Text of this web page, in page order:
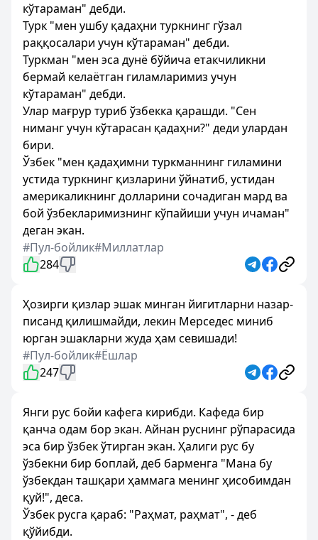
кўтараман" дебди.
Турк "мен ушбу қадаҳни туркнинг гўзал
раққосалари учун кўтараман" дебди.
Туркман "мен эса дунё бўйича етакчиликни
бермай келаётган гиламларимиз учун
кўтараман" дебди.
Улар мағрур туриб ўзбекка қарашди. "Сен
ниманг учун кўтарасан қадаҳни?" деди улардан
бири.
Ўзбек "мен қадаҳимни туркманнинг гиламини
устида туркнинг қизларини ўйнатиб, устидан
америкаликнинг долларини сочадиган мард ва
бой ўзбекларимизнинг кўпайиши учун ичаман"
деган экан.
#Пул-бойлик#Миллатлар
284
Ҳозирги қизлар эшак минган йигитларни назар-
писанд қилишмайди, лекин Мерседес миниб
юрган эшакларни жуда ҳам севишади!
#Пул-бойлик#Ёшлар
247
Янги рус бойи кафега кирибди. Кафеда бир
қанча одам бор экан. Айнан руснинг рўпарасида
эса бир ўзбек ўтирган экан. Ҳалиги рус бу
ўзбекни бир боплай, деб барменга "Мана бу
ўзбекдан ташқари ҳаммага менинг ҳисобимдан
қуй!", деса.
Ўзбек русга қараб: "Раҳмат, раҳмат", - деб
қўйибди.